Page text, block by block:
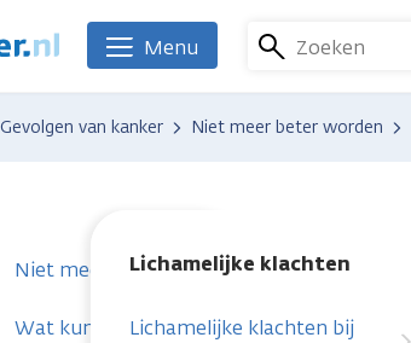
Zoeken
Menu
Gevolgen van kanker Niet meer beter worden
Niet meer beter worden
Wat kun je regelen?
Lichamelijke klachten
Lichamelijke klachten bij